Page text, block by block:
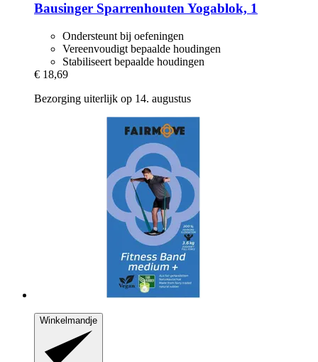
Bausinger Sparrenhouten Yogablok, 1
Ondersteunt bij oefeningen
Vereenvoudigt bepaalde houdingen
Stabiliseert bepaalde houdingen
€ 18,69
Bezorging uiterlijk op 14. augustus
Winkelmandje